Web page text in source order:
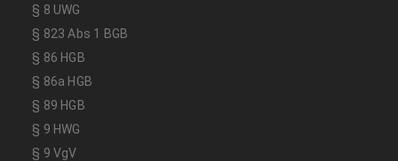
§ 8 UWG
§ 823 Abs 1 BGB
§ 86 HGB
§ 86a HGB
§ 89 HGB
§ 9 HWG
§ 9 VgV